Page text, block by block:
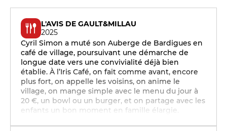
L'AVIS DE GAULT&MILLAU
2025
Cyril Simon a muté son Auberge de Bardigues en
café de village, poursuivant une démarche de
longue date vers une convivialité déjà bien
établie. À l’Iris Café, on fait comme avant, encore
plus fort, on appelle les voisins, on anime le
village, on mange simple avec le menu du jour à
20 €, un bowl ou un burger, et on partage avec les
enfants un bon moment en famille élargie.